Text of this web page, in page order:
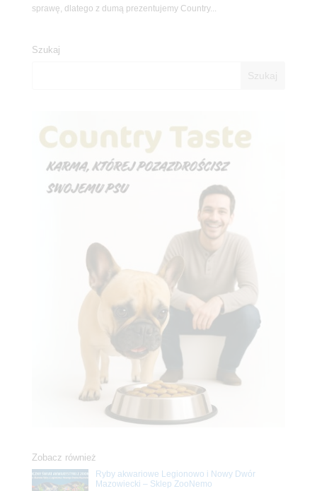
sprawę, dlatego z dumą prezentujemy Country...
Szukaj
Zobacz również
Ryby akwariowe Legionowo i Nowy Dwór
Mazowiecki – Sklep ZooNemo